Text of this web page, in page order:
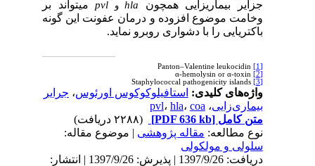
بیماری­زایی هم­چونhlaوpvlمی­تواند بر
موضوع افزوده و درمان عفونت این گونه
را با دشواری روبرو نماید.
کلیدی: استافیلوکوکوس اورئوس،جرایر
pvl،hla،coa
(۲۲۸۸ دریافت)
مقاله پژوهشی | موضوع مقاله:
و مولکولی
دریافت: 1397/9/26 | پذیرش: 1397/9/26 | انتشار: